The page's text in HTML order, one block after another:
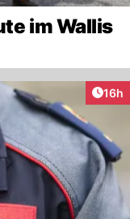
im Wallis
16h